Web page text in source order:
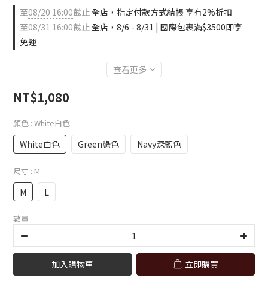
至08/20 16:00截止全店，指定付款方式結帳 享有2%折扣
至08/31 16:00截止全店，8/6 - 8/31 | 國際包裹滿$3500即享
免運
查看更多
NT$1,080
顏色 : White白色
White白色 Green綠色 Navy深藍色
尺寸 : M
M L
數量
加入購物車 立即購買